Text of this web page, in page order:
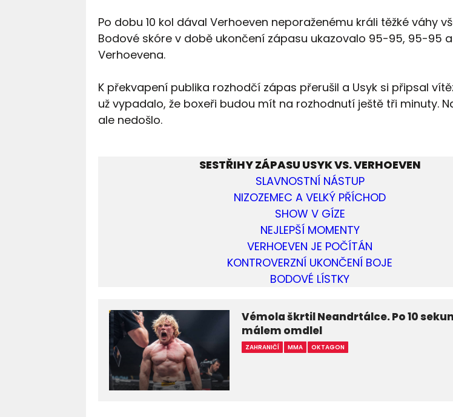
Po dobu 10 kol dával Verhoeven neporaženému králi těžké váhy
Bodové skóre v době ukončení zápasu ukazovalo 95-95, 95-95
Verhoevena.
K překvapení publika rozhodčí zápas přerušil a Usyk si připsal
už vypadalo, že boxeři budou mít na rozhodnutí ještě tři minuty.
ale nedošlo.
SESTŘIHY ZÁPASU USYK VS. VERHOEVEN
SLAVNOSTNÍ NÁSTUP
NIZOZEMEC A VELKÝ PŘÍCHOD
SHOW V GÍZE
NEJLEPŠÍ MOMENTY
VERHOEVEN JE POČÍTÁN
KONTROVERZNÍ UKONČENÍ BOJE
BODOVÉ LÍSTKY
Vémola škrtil Neandrtálce. Po 10
málem omdlel
ZAHRANIČÍ MMA OKTAGON